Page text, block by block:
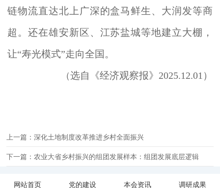
链物流直达北上广深的盒马鲜生、大润发等商
超。还在雄安新区、江苏盐城等地建立大棚，
让“寿光模式”走向全国。
（选自《经济观察报》2025.12.01）
上一篇：深化土地制度改革推进乡村全面振兴
下一篇：农业大省乡村振兴的组团发展样本：组团发展底层逻辑
网站首页 党的建设 本会资讯 调研成果